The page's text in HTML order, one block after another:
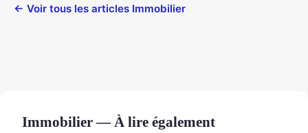
← Voir tous les articles Immobilier
Immobilier — À lire également